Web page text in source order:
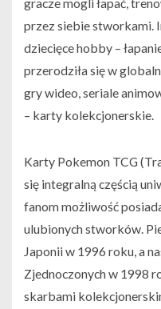
gracze mogli łapać,
przez siebie stworkami.
dziecięce hobby –
przerodziła się w
gry wideo, seriale
– karty kolekcjonerskie.
Karty Pokemon TCG
się integralną częścią
fanom możliwość
ulubionych stworków.
Japonii w 1996 roku, a
Zjednoczonych w 1998
skarbami